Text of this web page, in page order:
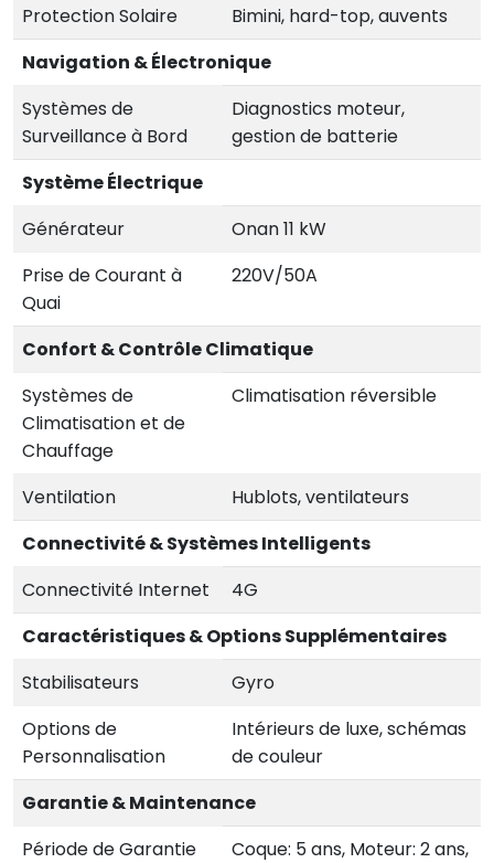
Protection Solaire
Bimini, hard-top, auvents
Navigation & Électronique
Systèmes de
Surveillance à Bord
Diagnostics moteur,
gestion de batterie
Système Électrique
Générateur
Onan 11 kW
Prise de Courant à
Quai
220V/50A
Confort & Contrôle Climatique
Systèmes de
Climatisation et de
Chauffage
Climatisation réversible
Ventilation
Hublots, ventilateurs
Connectivité & Systèmes Intelligents
Connectivité Internet
4G
Caractéristiques & Options Supplémentaires
Stabilisateurs
Gyro
Options de
Personnalisation
Intérieurs de luxe, schémas
de couleur
Garantie & Maintenance
Période de Garantie
Coque: 5 ans, Moteur: 2 ans,